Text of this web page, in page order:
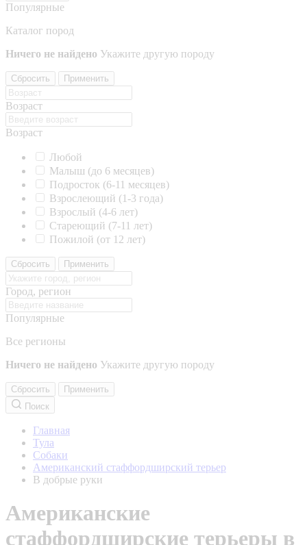
Популярные
Каталог пород
Ничего не найдено Укажите другую породу
Сбросить Применить
Возраст
Возраст
Любой
Малыш (до 6 месяцев)
Подросток (6-11 месяцев)
Взрослеющий (1-3 года)
Взрослый (4-6 лет)
Стареющий (7-11 лет)
Пожилой (от 12 лет)
Сбросить Применить
Город, регион
Популярные
Все регионы
Ничего не найдено Укажите другую породу
Сбросить
Применить
Поиск
Главная
Тула
Собаки
Американский стаффордширский терьер
В добрые руки
Американские
стаффордширские терьеры в